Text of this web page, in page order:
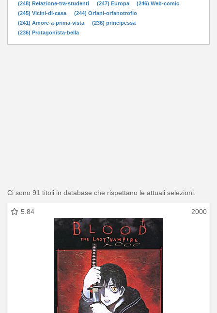
(248) Relazione-tra-studenti
(247) Europa
(246) Web-comic
(245) Vicini-di-casa
(244) Orfani-orfanotrofio
(241) Amore-a-prima-vista
(236) principessa
(236) Protagonista-bella
Ci sono 91 titoli in database che rispettano le attuali selezioni.
5.84 2000